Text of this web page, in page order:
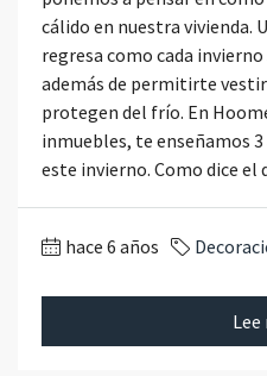
cálido en nuestra vivienda.
regresa como cada
además de permitirte
protegen del frío. En
inmuebles, te enseñamos
este invierno. Como dice el
hace 6 años
Lee